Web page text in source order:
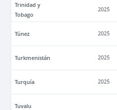
Trinidad y
Tobago
2025
Túnez 2025
Turkmenistán 2025
Turquía 2025
Tuvalu